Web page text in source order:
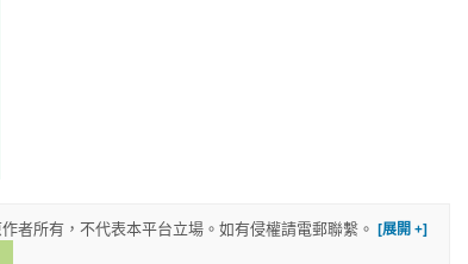
所有，不代表本平台立場。如有侵權請電郵聯繫。